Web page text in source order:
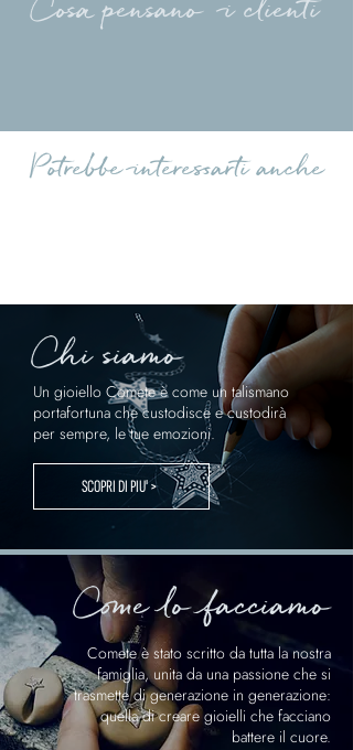
Potrebbe interessarti anche
Chi siamo
Un gioiello Comete è come un talismano
portafortuna che custodisce e custodirà
per sempre, le tue emozioni.
SCOPRI DI PIU' >
Come lo facciamo
Comete è stato scritto da tutta la nostra
famiglia, unita da una passione che si
trasmette di generazione in generazione:
quella di creare gioielli che facciano
battere il cuore.